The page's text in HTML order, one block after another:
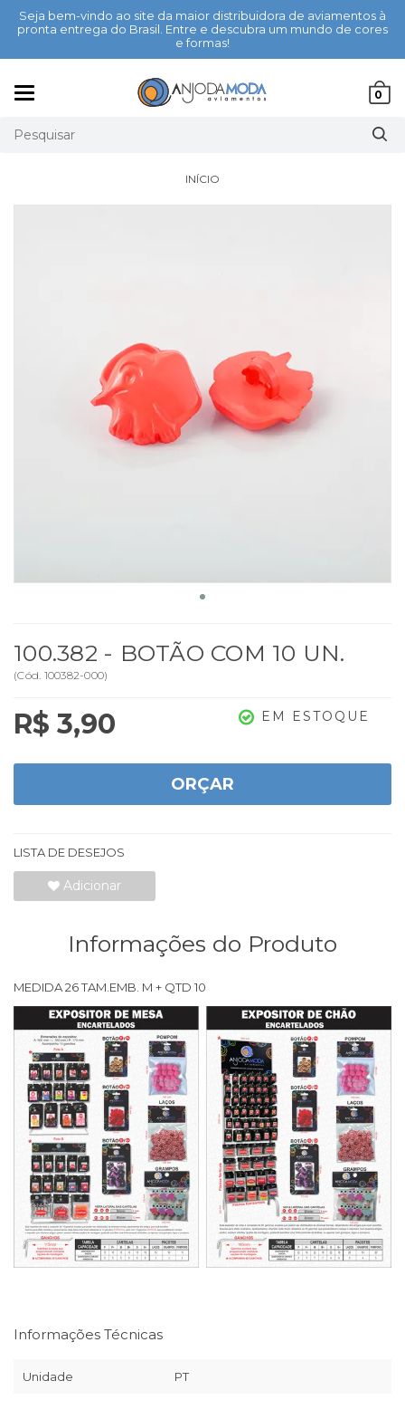
Seja bem-vindo ao site da maior distribuidora de aviamentos à
pronta entrega do Brasil. Entre e descubra um mundo de cores
e formas!
0
INÍCIO
100.382 - BOTÃO COM 10 UN.
(Cód. 100382-000)
R$ 3,90 EM ESTOQUE
ORÇAR
LISTA DE DESEJOS
Adicionar
Informações do Produto
MEDIDA 26 TAM.EMB. M + QTD 10
Informações Técnicas
Unidade PT